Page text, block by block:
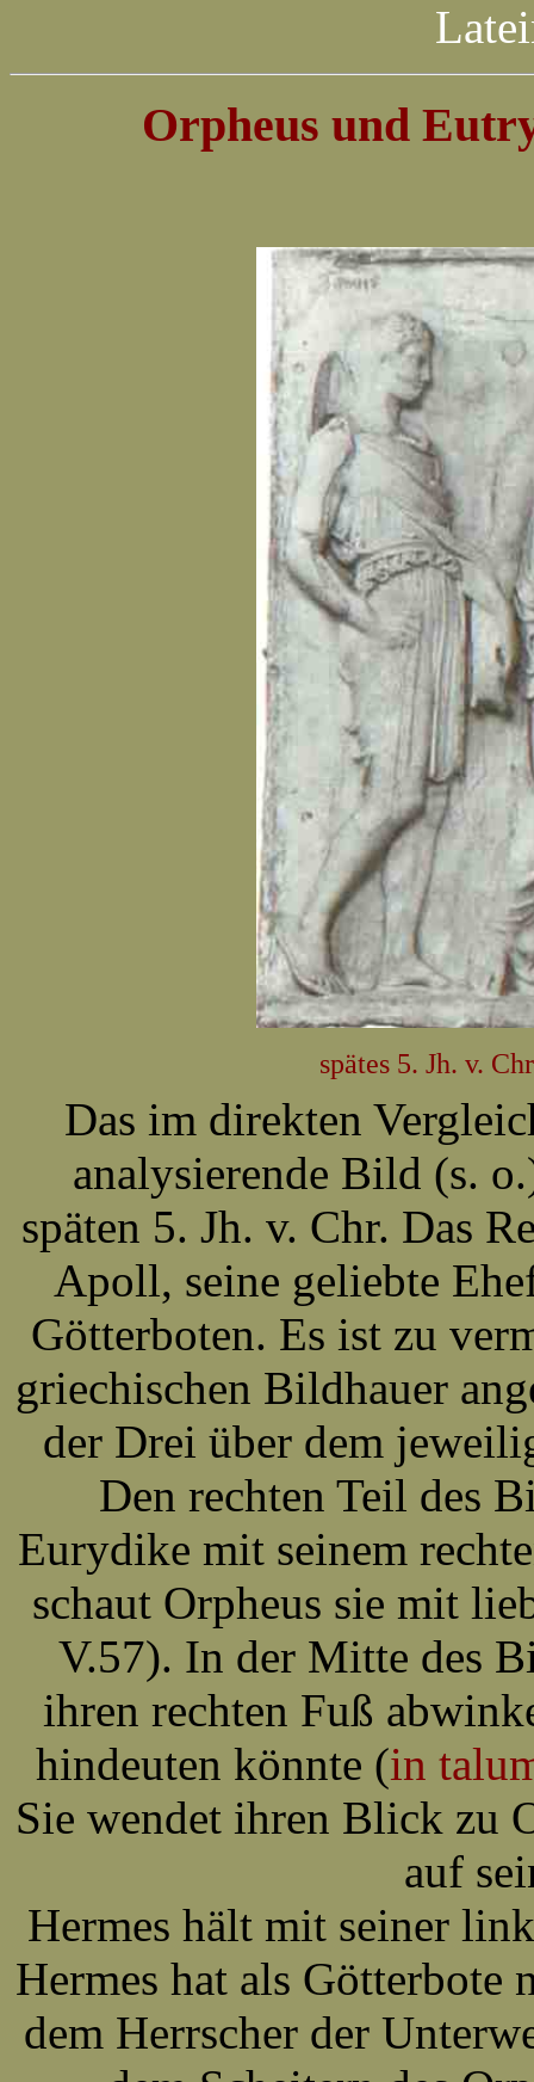
Orpheus und
spätes 5. Jh. v.
Das im direkten
analysierende Bild (s.
späten 5. Jh. v. Chr. Das
Apoll, seine geliebte
Götterboten. Es ist zu
griechischen Bildhauer
der Drei über dem
Den rechten Teil des
Eurydike mit seinem
schaut Orpheus sie mit
V.57). In der Mitte des
ihren rechten Fuß
hindeuten könnte (in
Sie wendet ihren Blick zu
auf
Hermes hält mit seiner
Hermes hat als Götterbote
dem Herrscher der